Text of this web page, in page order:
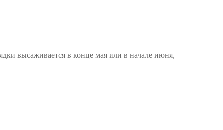
высаживается в конце мая или в начале июня,